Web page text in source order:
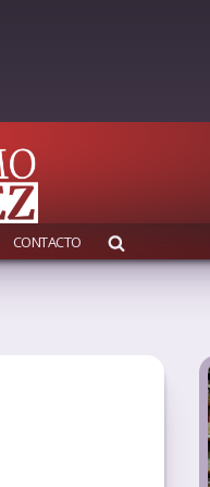
CONTACTO